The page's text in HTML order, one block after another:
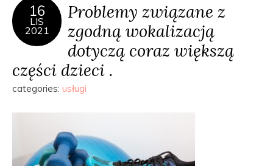
16
LIS
2021
Problemy związane z
zgodną wokalizacją
dotyczą coraz większą
części dzieci .
categories: usługi